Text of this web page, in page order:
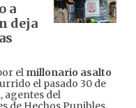
a
deja
el millonario asalto
el pasado 30 de
, agentes del